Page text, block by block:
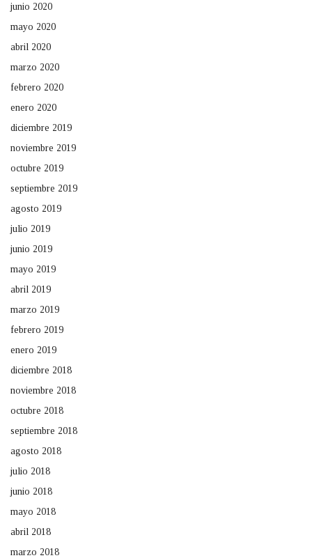
junio 2020
mayo 2020
abril 2020
marzo 2020
febrero 2020
enero 2020
diciembre 2019
noviembre 2019
octubre 2019
septiembre 2019
agosto 2019
julio 2019
junio 2019
mayo 2019
abril 2019
marzo 2019
febrero 2019
enero 2019
diciembre 2018
noviembre 2018
octubre 2018
septiembre 2018
agosto 2018
julio 2018
junio 2018
mayo 2018
abril 2018
marzo 2018